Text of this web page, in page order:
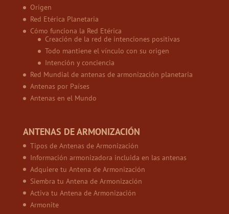
Origen
Red Etérica Planetaria
Cómo funciona la Red Etérica
Creación de la red de intenciones positivas
Todo mantiene el vínculo con su origen
Intención y conciencia
Red Mundial de antenas de armonización planetaria
Antenas por Países
Antenas en el Mundo
ANTENAS DE ARMONIZACIÓN
Tipos de Antenas de Armonización
Información armonizadora incluida en las antenas
Adquiere tu Antena de Armonización
Siembra tu Antena de Armonización
Activa tu Antena de Armonización
Armonite